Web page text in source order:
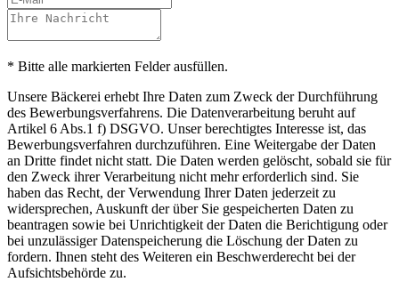
* Bitte alle markierten Felder ausfüllen.
Unsere Bäckerei erhebt Ihre Daten zum Zweck der Durchführung
des Bewerbungsverfahrens. Die Datenverarbeitung beruht auf
Artikel 6 Abs.1 f) DSGVO. Unser berechtigtes Interesse ist, das
Bewerbungsverfahren durchzuführen. Eine Weitergabe der Daten
an Dritte findet nicht statt. Die Daten werden gelöscht, sobald sie für
den Zweck ihrer Verarbeitung nicht mehr erforderlich sind. Sie
haben das Recht, der Verwendung Ihrer Daten jederzeit zu
widersprechen, Auskunft der über Sie gespeicherten Daten zu
beantragen sowie bei Unrichtigkeit der Daten die Berichtigung oder
bei unzulässiger Datenspeicherung die Löschung der Daten zu
fordern. Ihnen steht des Weiteren ein Beschwerderecht bei der
Aufsichtsbehörde zu.